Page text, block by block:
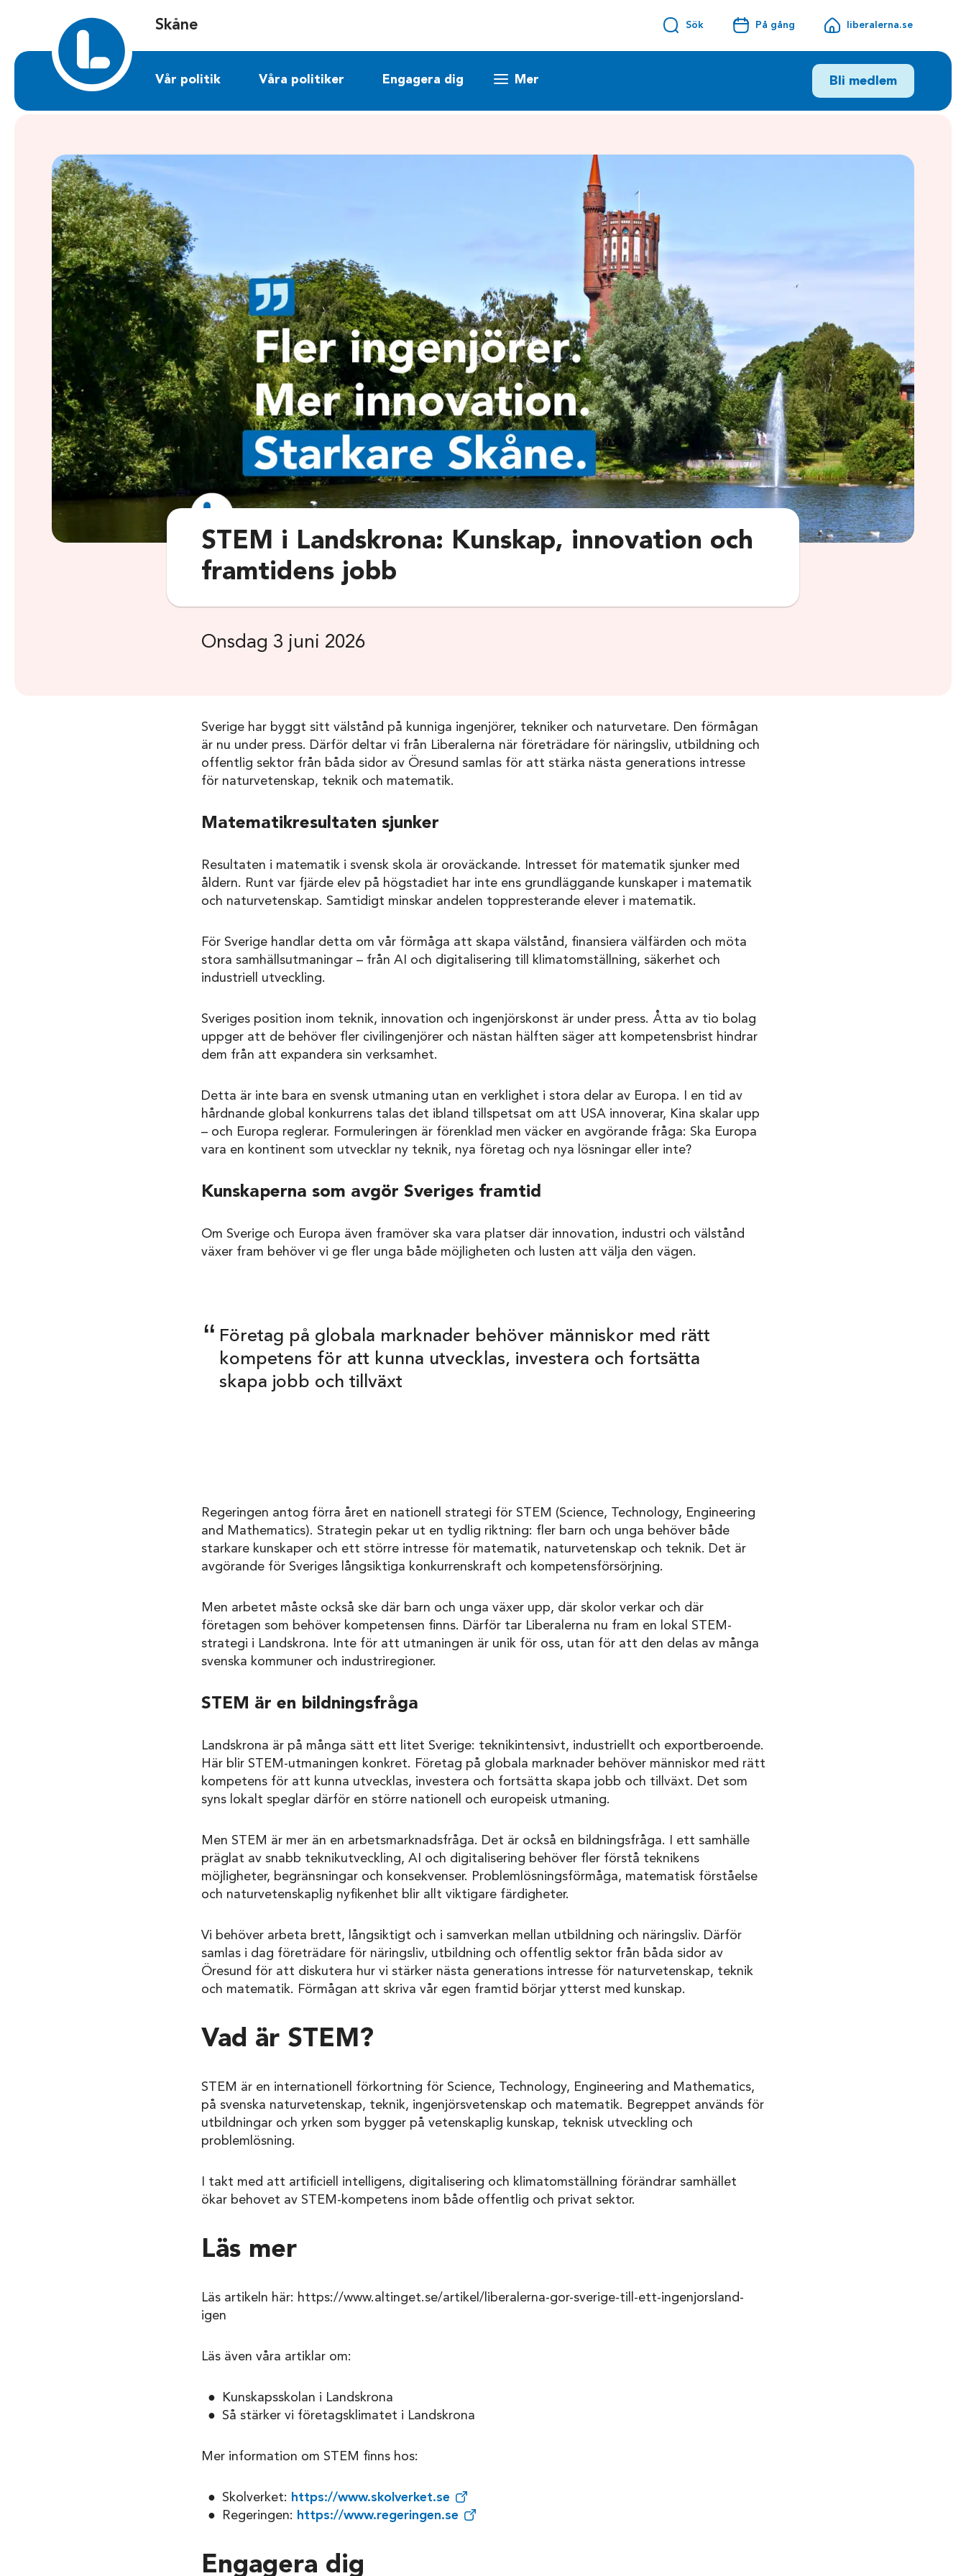
Skåne Sök På gång liberalerna.se
Vår politik Våra politiker Engagera dig Mer Bli medlem
STEM i Landskrona: Kunskap, innovation och
framtidens jobb
Onsdag 3 juni 2026
Sverige har byggt sitt välstånd på kunniga ingenjörer, tekniker och naturvetare. Den förmågan
är nu under press. Därför deltar vi från Liberalerna när företrädare för näringsliv, utbildning och
offentlig sektor från båda sidor av Öresund samlas för att stärka nästa generations intresse
för naturvetenskap, teknik och matematik.
Matematikresultaten sjunker
Resultaten i matematik i svensk skola är oroväckande. Intresset för matematik sjunker med
åldern. Runt var fjärde elev på högstadiet har inte ens grundläggande kunskaper i matematik
och naturvetenskap. Samtidigt minskar andelen toppresterande elever i matematik.
För Sverige handlar detta om vår förmåga att skapa välstånd, finansiera välfärden och möta
stora samhällsutmaningar – från AI och digitalisering till klimatomställning, säkerhet och
industriell utveckling.
Sveriges position inom teknik, innovation och ingenjörskonst är under press. Åtta av tio bolag
uppger att de behöver fler civilingenjörer och nästan hälften säger att kompetensbrist hindrar
dem från att expandera sin verksamhet.
Detta är inte bara en svensk utmaning utan en verklighet i stora delar av Europa. I en tid av
hårdnande global konkurrens talas det ibland tillspetsat om att USA innoverar, Kina skalar upp
– och Europa reglerar. Formuleringen är förenklad men väcker en avgörande fråga: Ska Europa
vara en kontinent som utvecklar ny teknik, nya företag och nya lösningar eller inte?
Kunskaperna som avgör Sveriges framtid
Om Sverige och Europa även framöver ska vara platser där innovation, industri och välstånd
växer fram behöver vi ge fler unga både möjligheten och lusten att välja den vägen.
Företag på globala marknader behöver människor med rätt
kompetens för att kunna utvecklas, investera och fortsätta
skapa jobb och tillväxt
Regeringen antog förra året en nationell strategi för STEM (Science, Technology, Engineering
and Mathematics). Strategin pekar ut en tydlig riktning: fler barn och unga behöver både
starkare kunskaper och ett större intresse för matematik, naturvetenskap och teknik. Det är
avgörande för Sveriges långsiktiga konkurrenskraft och kompetensförsörjning.
Men arbetet måste också ske där barn och unga växer upp, där skolor verkar och där
företagen som behöver kompetensen finns. Därför tar Liberalerna nu fram en lokal STEM-
strategi i Landskrona. Inte för att utmaningen är unik för oss, utan för att den delas av många
svenska kommuner och industriregioner.
STEM är en bildningsfråga
Landskrona är på många sätt ett litet Sverige: teknikintensivt, industriellt och exportberoende.
Här blir STEM-utmaningen konkret. Företag på globala marknader behöver människor med rätt
kompetens för att kunna utvecklas, investera och fortsätta skapa jobb och tillväxt. Det som
syns lokalt speglar därför en större nationell och europeisk utmaning.
Men STEM är mer än en arbetsmarknadsfråga. Det är också en bildningsfråga. I ett samhälle
präglat av snabb teknikutveckling, AI och digitalisering behöver fler förstå teknikens
möjligheter, begränsningar och konsekvenser. Problemlösningsförmåga, matematisk förståelse
och naturvetenskaplig nyfikenhet blir allt viktigare färdigheter.
Vi behöver arbeta brett, långsiktigt och i samverkan mellan utbildning och näringsliv. Därför
samlas i dag företrädare för näringsliv, utbildning och offentlig sektor från båda sidor av
Öresund för att diskutera hur vi stärker nästa generations intresse för naturvetenskap, teknik
och matematik. Förmågan att skriva vår egen framtid börjar ytterst med kunskap.
Vad är STEM?
STEM är en internationell förkortning för Science, Technology, Engineering and Mathematics,
på svenska naturvetenskap, teknik, ingenjörsvetenskap och matematik. Begreppet används för
utbildningar och yrken som bygger på vetenskaplig kunskap, teknisk utveckling och
problemlösning.
I takt med att artificiell intelligens, digitalisering och klimatomställning förändrar samhället
ökar behovet av STEM-kompetens inom både offentlig och privat sektor.
Läs mer
Läs artikeln här: https://www.altinget.se/artikel/liberalerna-gor-sverige-till-ett-ingenjorsland-
igen
Läs även våra artiklar om:
Kunskapsskolan i Landskrona
Så stärker vi företagsklimatet i Landskrona
Mer information om STEM finns hos:
Skolverket: https://www.skolverket.se
Regeringen: https://www.regeringen.se
Engagera dig